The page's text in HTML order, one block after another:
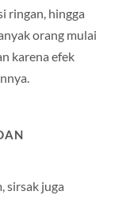
ringan, hingga
orang mulai
karena efek
sirsak juga